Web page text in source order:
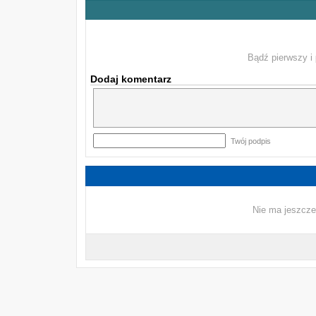
Bądź pierwszy i
Dodaj komentarz
Twój podpis
Nie ma